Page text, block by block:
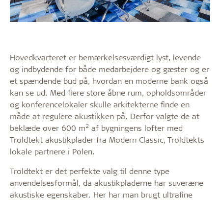
Hovedkvarteret er bemærkelsesværdigt lyst, levende
og indbydende for både medarbejdere og gæster og er
et spændende bud på, hvordan en moderne bank også
kan se ud. Med flere store åbne rum, opholdsområder
og konferencelokaler skulle arkitekterne finde en
måde at regulere akustikken på. Derfor valgte de at
beklæde over 600 m2 af bygningens lofter med
Troldtekt akustikplader fra Modern Classic, Troldtekts
lokale partnere i Polen.
Troldtekt er det perfekte valg til denne type
anvendelsesformål, da akustikpladerne har suveræne
akustiske egenskaber. Her har man brugt ultrafine